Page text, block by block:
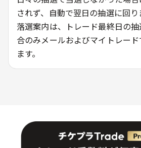
されず、自動で翌日の抽選に回り
落選案内は、トレード最終日の
合のみメールおよびマイトレー
ます。